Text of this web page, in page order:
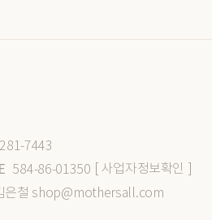
7443
584-86-01350 [ 사업자정보확인 ]
은철 shop@mothersall.com